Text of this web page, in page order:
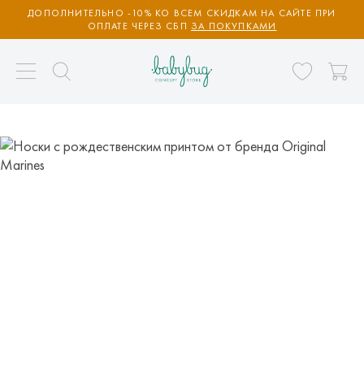
ДОПОЛНИТЕЛЬНО -10% КО ВСЕМ СКИДКАМ НА САЙТЕ ПРИ
ОПЛАТЕ ЧЕРЕЗ СБП ЗА ПОКУПКАМИ